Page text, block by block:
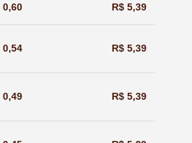
0,60 R$ 5,39
0,54 R$ 5,39
0,49 R$ 5,39